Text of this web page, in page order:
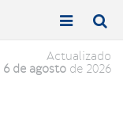
Toggle

Toggle

Actualizado
6 de agosto de 2026